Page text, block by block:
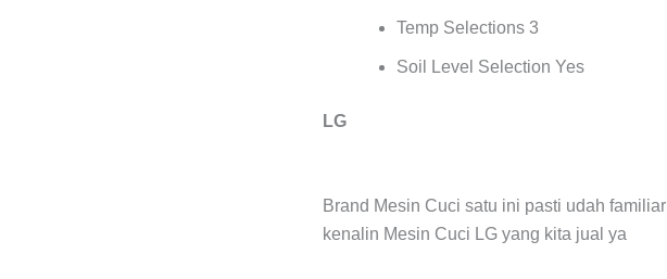
Temp Selections 3
Soil Level Selection Yes
LG
Brand Mesin Cuci satu ini pasti udah
kenalin Mesin Cuci LG yang kita jual ya